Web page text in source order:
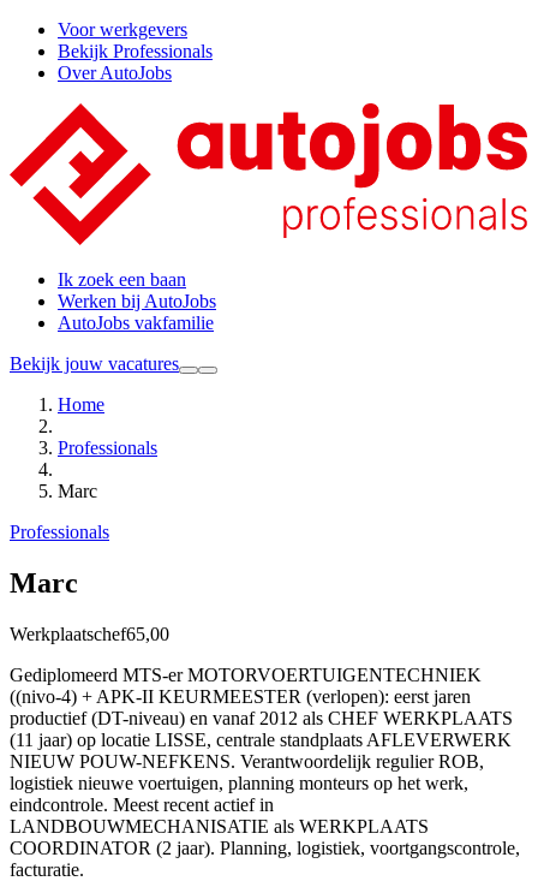
Voor werkgevers
Bekijk Professionals
Over AutoJobs
Ik zoek een baan
Werken bij AutoJobs
AutoJobs vakfamilie
Bekijk jouw vacatures
Home
Professionals
Marc
Professionals
Marc
Werkplaatschef65,00
Gediplomeerd MTS-er MOTORVOERTUIGENTECHNIEK
((nivo-4) + APK-II KEURMEESTER (verlopen): eerst jaren
productief (DT-niveau) en vanaf 2012 als CHEF WERKPLAATS
(11 jaar) op locatie LISSE, centrale standplaats AFLEVERWERK
NIEUW POUW-NEFKENS. Verantwoordelijk regulier ROB,
logistiek nieuwe voertuigen, planning monteurs op het werk,
eindcontrole. Meest recent actief in
LANDBOUWMECHANISATIE als WERKPLAATS
COORDINATOR (2 jaar). Planning, logistiek, voortgangscontrole,
facturatie.